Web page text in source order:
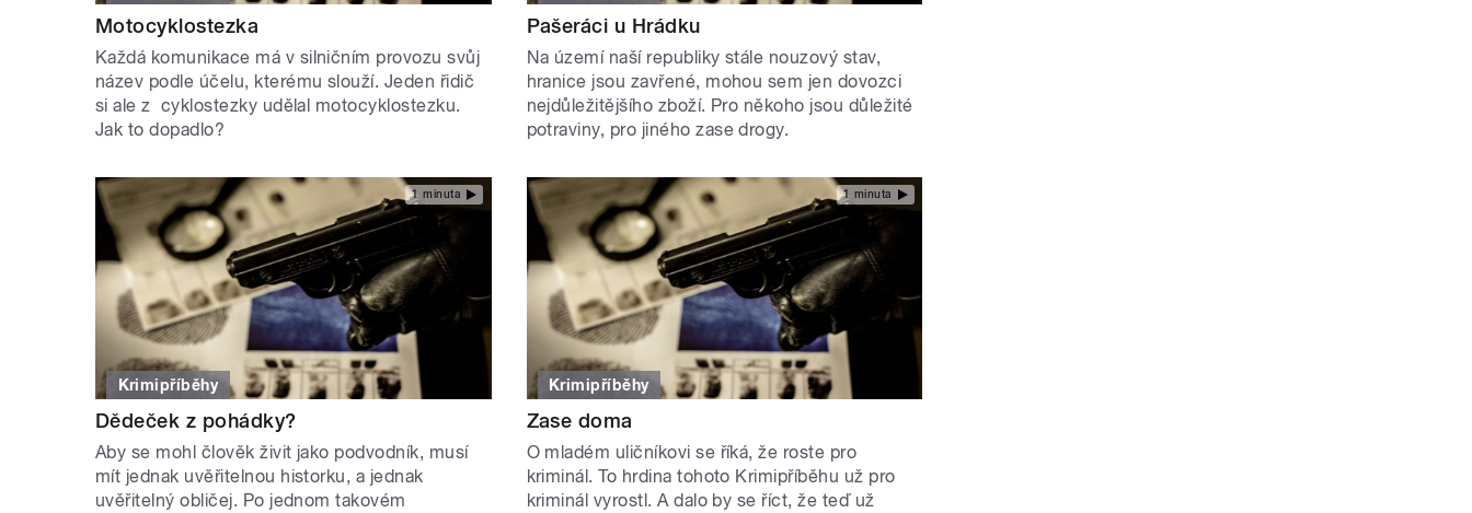
Motocyklostezka
Každá komunikace má v silničním provozu svůj
název podle účelu, kterému slouží. Jeden řidič
si ale z cyklostezky udělal motocyklostezku.
Jak to dopadlo?
Pašeráci u Hrádku
Na území naší republiky stále nouzový stav,
hranice jsou zavřené, mohou sem jen dovozci
nejdůležitějšího zboží. Pro někoho jsou důležité
potraviny, pro jiného zase drogy.
1 minuta
Krimipříběhy
Dědeček z pohádky?
Aby se mohl člověk živit jako podvodník, musí
mít jednak uvěřitelnou historku, a jednak
uvěřitelný obličej. Po jednom takovém
1 minuta
Krimipříběhy
Zase doma
O mladém uličníkovi se říká, že roste pro
kriminál. To hrdina tohoto Krimipříběhu už pro
kriminál vyrostl. A dalo by se říct, že teď už